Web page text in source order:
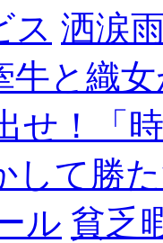
ス 洒涙
牛と織
せ！「
して勝
ル 貧乏